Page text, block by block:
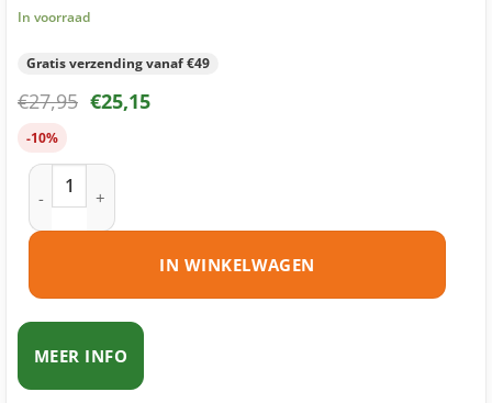
In voorraad
Gratis verzending vanaf €49
€27,95 €25,15
-10%
HP 130A (CF353A) toner magenta huismerk aantal
IN WINKELWAGEN
MEER INFO